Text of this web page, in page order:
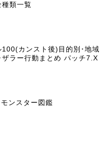
種類一覧
100(カンスト後)目的別･地域
ザラー行動まとめ パッチ7.X
ンスター図鑑